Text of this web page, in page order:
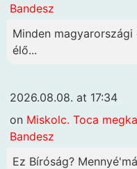
Bandesz
Minden
élő...
2026.08.08. at 17:34
on Miskolc. Toca
Bandesz
Ez Bíróság?